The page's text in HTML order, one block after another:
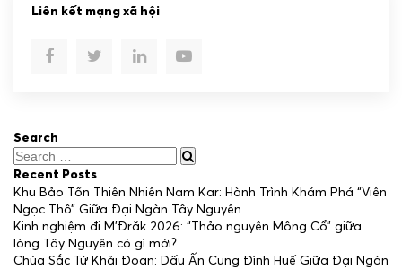
Liên kết mạng xã hội
Search
Recent Posts
Khu Bảo Tồn Thiên Nhiên Nam Kar: Hành Trình Khám Phá “Viên
Ngọc Thô” Giữa Đại Ngàn Tây Nguyên
Kinh nghiệm đi M’Đrăk 2026: “Thảo nguyên Mông Cổ” giữa
lòng Tây Nguyên có gì mới?
Chùa Sắc Tứ Khải Đoan: Dấu Ấn Cung Đình Huế Giữa Đại Ngàn